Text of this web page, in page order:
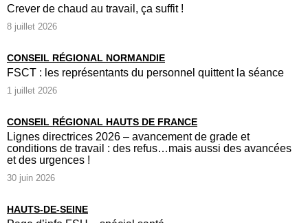
Crever de chaud au travail, ça suffit !
8 juillet 2026
CONSEIL RÉGIONAL NORMANDIE
FSCT : les représentants du personnel quittent la séance
1 juillet 2026
CONSEIL RÉGIONAL HAUTS DE FRANCE
Lignes directrices 2026 – avancement de grade et
conditions de travail : des refus…mais aussi des avancées
et des urgences !
30 juin 2026
HAUTS-DE-SEINE